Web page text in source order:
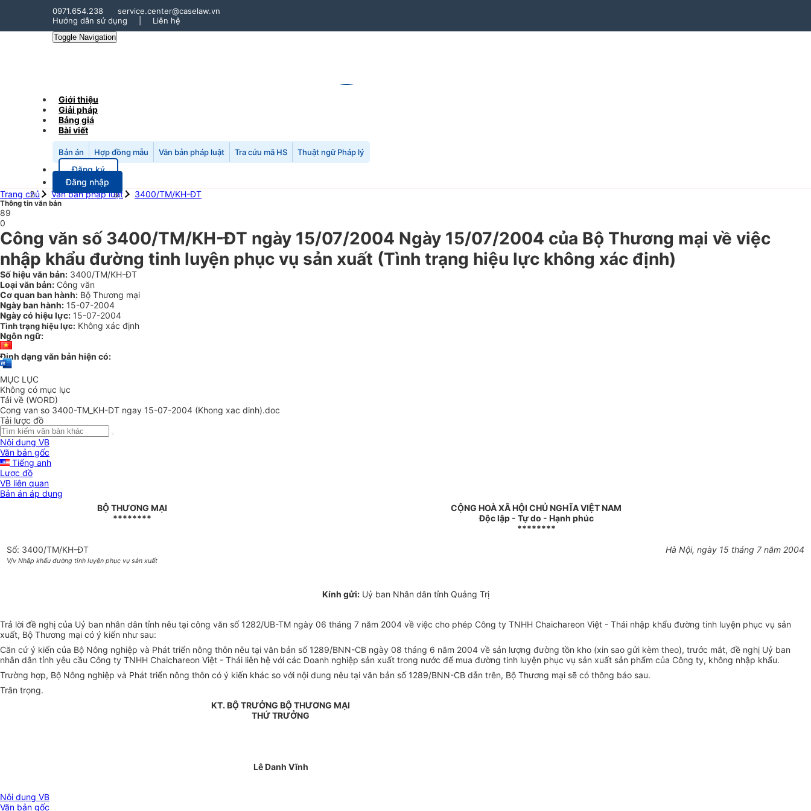
0971.654.238
service.center@caselaw.vn
Hướng dẫn sử dụng
Liên hệ
Toggle Navigation
Giới thiệu
Giải pháp
Bảng giá
Bài viết
Bản án Hợp đồng mẫu Văn bản pháp luật Tra cứu mã HS Thuật ngữ Pháp lý
Đăng ký
Đăng nhập
Trang chủ
Văn bản pháp luật 3400/TM/KH-ĐT
Thông tin văn bản
89
0
Công văn số 3400/TM/KH-ĐT ngày 15/07/2004 Ngày 15/07/2004 của Bộ Thương mại về việc
nhập khẩu đường tinh luyện phục vụ sản xuất (Tình trạng hiệu lực không xác định)
Số hiệu văn bản: 3400/TM/KH-ĐT
Loại văn bản: Công văn
Cơ quan ban hành: Bộ Thương mại
Ngày ban hành: 15-07-2004
Ngày có hiệu lực: 15-07-2004
Tình trạng hiệu lực: Không xác định
Ngôn ngữ:
Định dạng văn bản hiện có:
MỤC LỤC
Không có mục lục
Tải về (WORD)
Cong van so 3400-TM_KH-DT ngay 15-07-2004 (Khong xac dinh).doc
Tải lược đồ
Nội dung VB
Văn bản gốc
Tiếng anh
Lược đồ
VB liên quan
Bản án áp dụng
BỘ THƯƠNG MẠI
********
CỘNG HOÀ XÃ HỘI CHỦ NGHĨA VIỆT NAM
Độc lập - Tự do - Hạnh phúc
********
Số: 3400/TM/KH-ĐT
V/v Nhập khẩu đường tinh luyện phục vụ sản xuất
Hà Nội, ngày 15 tháng 7 năm 2004
Kính gửi:Uỷ ban Nhân dân tỉnh Quảng Trị
Trả lời đề nghị của Uỷ ban nhân dân tỉnh nêu tại công văn số 1282/UB-TM ngày 06 tháng 7 năm 2004 về việc cho phép Công ty TNHH Chaichareon Việt - Thái nhập khẩu đường tinh luyện phục vụ sản
xuất, Bộ Thương mại có ý kiến như sau:
Căn cứ ý kiến của Bộ Nông nghiệp và Phát triển nông thôn nêu tại văn bản số 1289/BNN-CB ngày 08 tháng 6 năm 2004 về sản lượng đường tồn kho (xin sao gửi kèm theo), trước mắt, đề nghị Uỷ ban
nhân dân tỉnh yêu cầu Công ty TNHH Chaichareon Việt - Thái liên hệ với các Doanh nghiệp sản xuất trong nước để mua đường tinh luyện phục vụ sản xuất sản phẩm của Công ty, không nhập khẩu.
Trường hợp, Bộ Nông nghiệp và Phát triển nông thôn có ý kiến khác so với nội dung nêu tại văn bản số 1289/BNN-CB dẫn trên, Bộ Thương mại sẽ có thông báo sau.
Trân trọng.
KT. BỘ TRƯỞNG BỘ THƯƠNG MẠI
THỨ TRƯỞNG
Lê Danh Vĩnh
Nội dung VB
Văn bản gốc